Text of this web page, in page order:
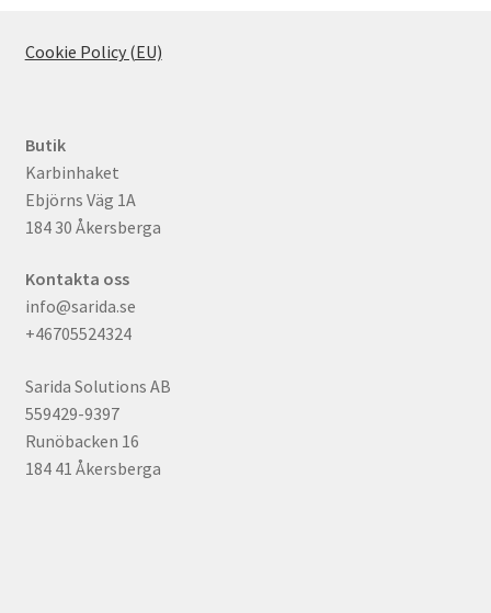
Cookie Policy (EU)
Butik
Karbinhaket
Ebjörns Väg 1A
184 30 Åkersberga
Kontakta oss
info@sarida.se
+46705524324
Sarida Solutions AB
559429-9397
Runöbacken 16
184 41 Åkersberga